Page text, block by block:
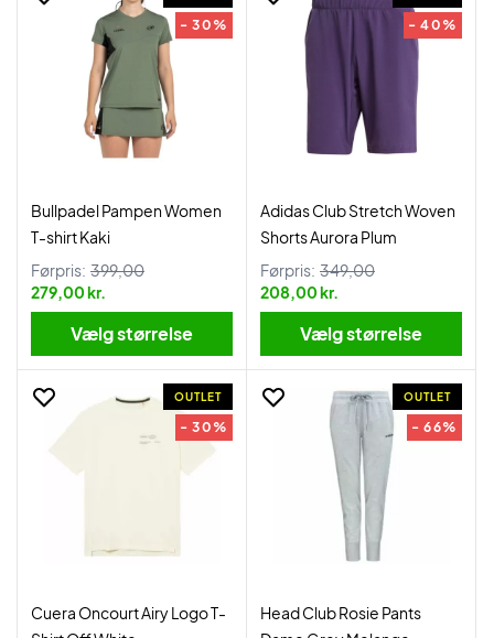
- 30%
Bullpadel Pampen Women
T-shirt Kaki
Førpris: 399,00
279,00 kr.
Vælg størrelse
- 40%
Adidas Club Stretch Woven
Shorts Aurora Plum
Førpris: 349,00
208,00 kr.
Vælg størrelse
OUTLET
- 30%
Cuera Oncourt Airy Logo T-
OUTLET
- 66%
Head Club Rosie Pants